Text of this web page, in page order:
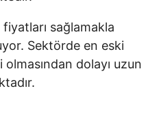
sağlamakla
Sektörde en eski
dolayı uzun